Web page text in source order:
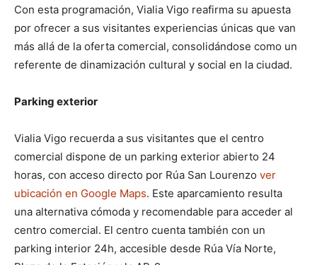
Con esta programación, Vialia Vigo reafirma su apuesta
por ofrecer a sus visitantes experiencias únicas que van
más allá de la oferta comercial, consolidándose como un
referente de dinamización cultural y social en la ciudad.
Parking exterior
Vialia Vigo recuerda a sus visitantes que el centro
comercial dispone de un parking exterior abierto 24
horas, con acceso directo por Rúa San Lourenzo ver
ubicación en Google Maps. Este aparcamiento resulta
una alternativa cómoda y recomendable para acceder al
centro comercial. El centro cuenta también con un
parking interior 24h, accesible desde Rúa Vía Norte,